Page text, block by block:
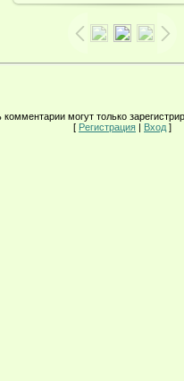
комментарии могут только
[ Регистрация | Вход ]